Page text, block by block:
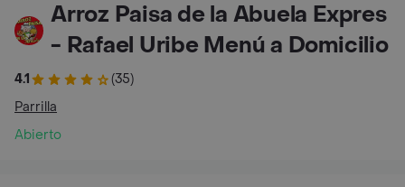
Arroz Paisa de la Abuela Expres
- Rafael Uribe Menú a Domicilio
4.1
(35)
Parrilla
Abierto